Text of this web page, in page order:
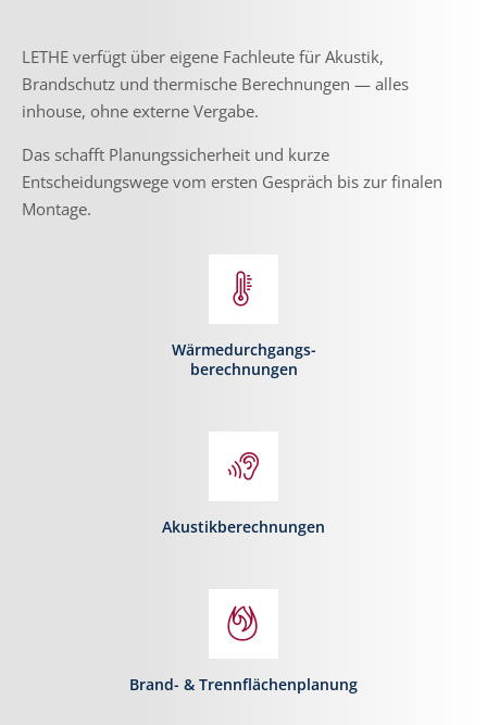
LETHE verfügt über eigene Fachleute für Akustik,
Brandschutz und thermische Berechnungen — alles
inhouse, ohne externe Vergabe.
Das schafft Planungssicherheit und kurze
Entscheidungswege vom ersten Gespräch bis zur finalen
Montage.
Wärmedurchgangs-
berechnungen
Akustikberechnungen
Brand- & Trennflächenplanung